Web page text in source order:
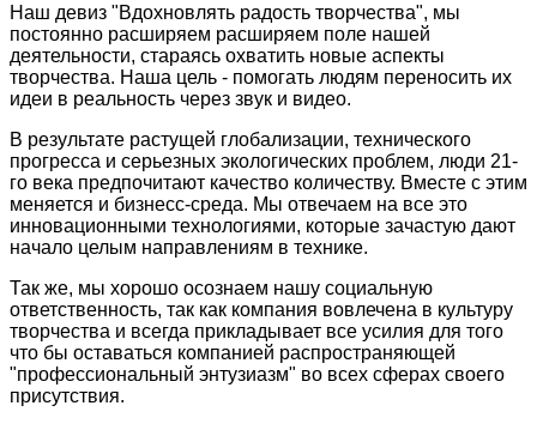
Наш девиз "Вдохновлять радость творчества", мы
постоянно расширяем расширяем поле нашей
деятельности, стараясь охватить новые аспекты
творчества. Наша цель - помогать людям переносить их
идеи в реальность через звук и видео.
В результате растущей глобализации, технического
прогресса и серьезных экологических проблем, люди 21-
го века предпочитают качество количеству. Вместе с этим
меняется и бизнесс-среда. Мы отвечаем на все это
инновационными технологиями, которые зачастую дают
начало целым направлениям в технике.
Так же, мы хорошо осознаем нашу социальную
ответственность, так как компания вовлечена в культуру
творчества и всегда прикладывает все усилия для того
что бы оставаться компанией распространяющей
"профессиональный энтузиазм" во всех сферах своего
присутствия.